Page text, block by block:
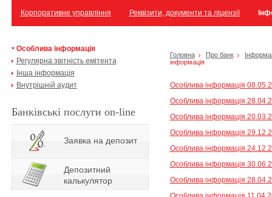
Корпоративне управління Реквізити, документи та ліцензії
Особлива інформація
Регулярна звітність емітента
Інша інформація
Внутрішній аудит
Банківські послуги on-line
Заявка на депозит
Депозитний
калькулятор
Головна Про банк
інформація
Особлива інформація
Особлива інформація
Особлива інформація
Особлива інформація
Особлива інформація
Особлива інформація
Особлива інформація